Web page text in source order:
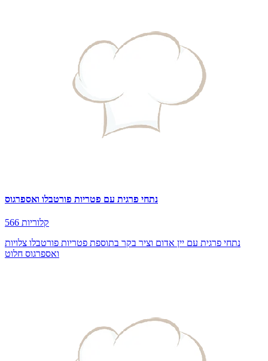
נתחי פרגית עם פטריות פורטבלו ואספרגוס
566 קלוריות
נתחי פרגית עם יין אדום וציר בקר בתוספת פטריות פורטבלו צלויות
ואספרגוס חלוט